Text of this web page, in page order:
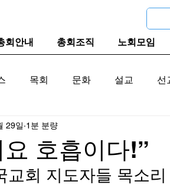
회안내 총회조직 노회모임
목회 문화 설교 선
계 교단역사
호흡이다!”
29일 1분 분량
교회 지도자들 목소